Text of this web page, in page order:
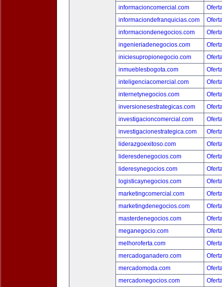
informacioncomercial.com
informaciondefranquicias.com
informaciondenegocios.com
ingenieriadenegocios.com
iniciesupropionegocio.com
inmueblesbogota.com
inteligenciacomercial.com
internetynegocios.com
inversionesestrategicas.com
investigacioncomercial.com
investigacionestrategica.com
liderazgoexitoso.com
lideresdenegocios.com
lideresynegocios.com
logisticaynegocios.com
marketingcomercial.com
marketingdenegocios.com
masterdenegocios.com
meganegocio.com
melhoroferta.com
mercadoganadero.com
mercadomoda.com
mercadonegocios.com